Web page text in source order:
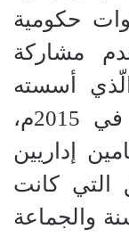
حكومية
مشاركة
أسسته
حكومة حسن شيخ محمود في 2015م،
إداريين
التي كانت
والجماعة